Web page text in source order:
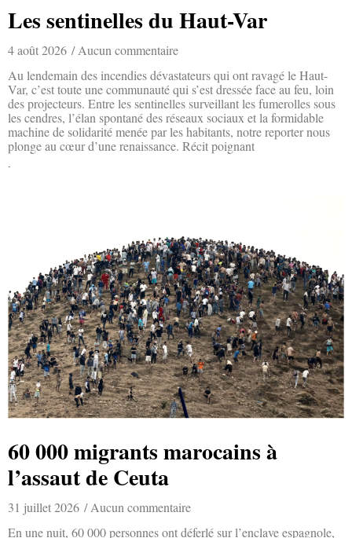
Les sentinelles du Haut-Var
4 août 2026
Aucun commentaire
Au lendemain des incendies dévastateurs qui ont ravagé le Haut-
Var, c’est toute une communauté qui s’est dressée face au feu, loin
des projecteurs. Entre les sentinelles surveillant les fumerolles sous
les cendres, l’élan spontané des réseaux sociaux et la formidable
machine de solidarité menée par les habitants, notre reporter nous
plonge au cœur d’une renaissance. Récit poignant
60 000 migrants marocains à
l’assaut de Ceuta
31 juillet 2026
Aucun commentaire
En une nuit, 60 000 personnes ont déferlé sur l’enclave espagnole,